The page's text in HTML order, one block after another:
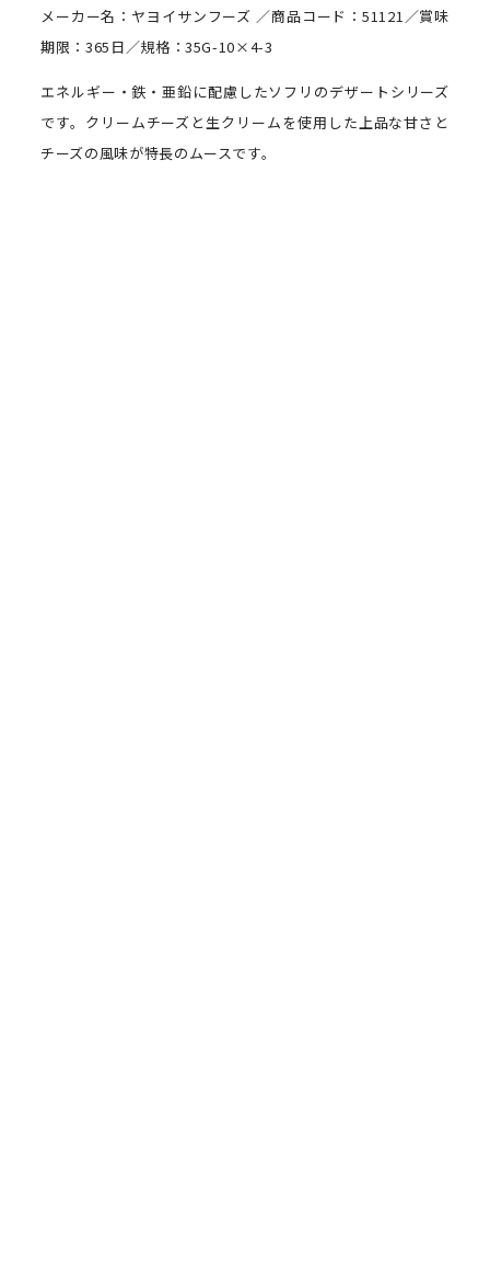
メーカー名：ヤヨイサンフーズ ／商品コード：51121／賞味
期限：365日／規格：35G-10×4-3
エネルギー・鉄・亜鉛に配慮したソフリのデザートシリーズ
です。クリームチーズと生クリームを使用した上品な甘さと
チーズの風味が特長のムースです。